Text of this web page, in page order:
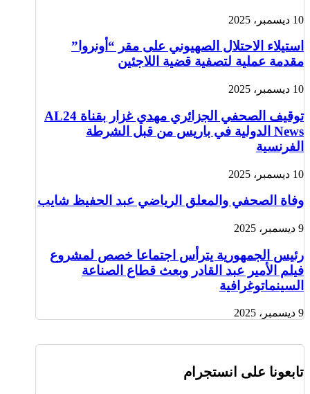
10 ديسمبر، 2025
استيلاء الاحتلال الصهيوني على مقر “أونروا”
مقدمة عملية لتصفية قضية اللاجئين
10 ديسمبر، 2025
توقيف الصحفي الجزائري مهدي غزار بقناة AL24
News الدولية في باريس من قبل الشرطة
الفرنسية
10 ديسمبر، 2025
وفاة الصحفي والمعلق الرياضي عبد الحفيظ شايب
9 ديسمبر، 2025
رئيس الجمهورية يترأس اجتماعا خصص لمشروع
فيلم الأمير عبد القادر وبعث قطاع الصناعة
السينماتوغرافية
9 ديسمبر، 2025
تابعونا على انستجرام